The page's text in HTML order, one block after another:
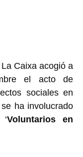
Caixa acogió a
el acto de
sociales en
ha involucrado
Voluntarios en